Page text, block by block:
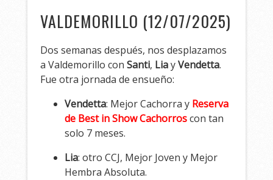
VALDEMORILLO (12/07/2025)
Dos semanas después, nos desplazamos
a Valdemorillo conSanti, LiayVendetta.
Fue otra jornada de ensueño:
Vendetta: Mejor Cachorra y Reserva
de Best in Show Cachorroscon tan
solo 7 meses.
Lia: otro CCJ, Mejor Joven y Mejor
Hembra Absoluta.